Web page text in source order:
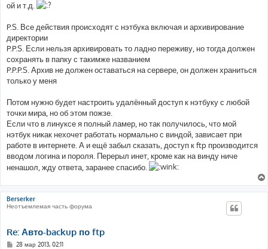
ой и т.д.
P.S. Все действия происходят с нэтбука включая и архивирование
директории
P.P.S. Если нельзя архивировать то ладно переживу, но тогда должен
сохранять в папку с такимже названием
P.P.P.S. Архив не должен оставаться на сервере, он должен храниться
только у меня
Потом нужно будет настроить удалённый доступ к нэтбуку с любой
точки мира, но об этом пожзе.
Если что в линуксе я полный ламер, но так получилось, что мой
нэтбук никак нехочет работать нормально с виндой, зависает при
работе в интернете. А и ещё забыл сказать, доступ к ftp производится
вводом логина и пороля. Перерыл инет, кроме как на винду ниче
ненашол, жду ответа, заранее спасибо.
Berserker
Неотъемлемая часть форума
Re: Авто-backup по ftp
С28 мар 2013, 02:11